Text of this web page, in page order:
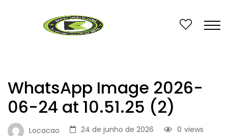
WhatsApp Image 2026-
06-24 at 10.51.25 (2)
Locacao 24 de junho de 2026 views
0